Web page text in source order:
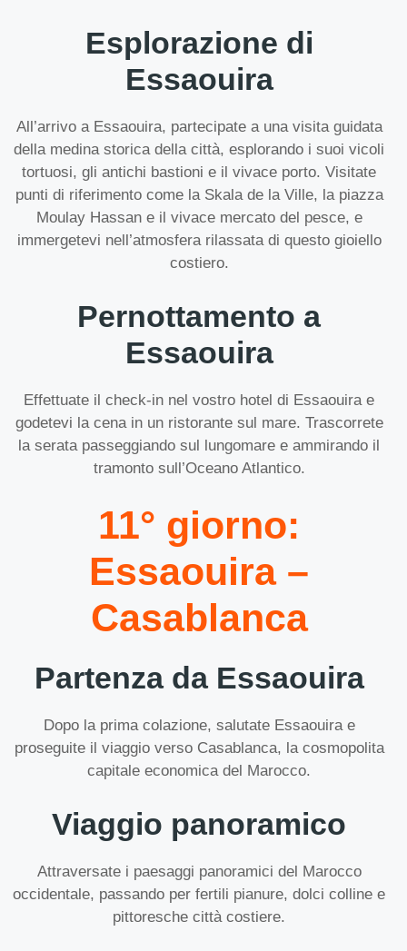
Esplorazione di
Essaouira
All’arrivo a Essaouira, partecipate a una visita guidata
della medina storica della città, esplorando i suoi vicoli
tortuosi, gli antichi bastioni e il vivace porto. Visitate
punti di riferimento come la Skala de la Ville, la piazza
Moulay Hassan e il vivace mercato del pesce, e
immergetevi nell’atmosfera rilassata di questo gioiello
costiero.
Pernottamento a
Essaouira
Effettuate il check-in nel vostro hotel di Essaouira e
godetevi la cena in un ristorante sul mare. Trascorrete
la serata passeggiando sul lungomare e ammirando il
tramonto sull’Oceano Atlantico.
11° giorno:
Essaouira –
Casablanca
Partenza da Essaouira
Dopo la prima colazione, salutate Essaouira e
proseguite il viaggio verso Casablanca, la cosmopolita
capitale economica del Marocco.
Viaggio panoramico
Attraversate i paesaggi panoramici del Marocco
occidentale, passando per fertili pianure, dolci colline e
pittoresche città costiere.